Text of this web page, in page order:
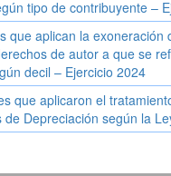
tipo de contribuyente –
que aplican la exoneración
de autor a que se
decil – Ejercicio 2024
que aplicaron el
Depreciación según la